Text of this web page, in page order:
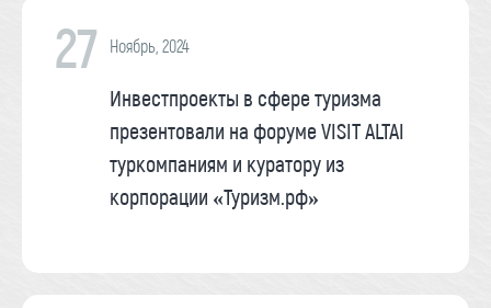
27 Ноябрь, 2024
Инвестпроекты в сфере туризма
презентовали на форуме VISIT ALTAI
туркомпаниям и куратору из
корпорации «Туризм.рф»